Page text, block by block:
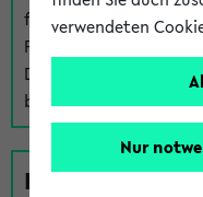
finden Sie eine
Platzzuteilung im
Detailseite zum
betreffenden
Fragen zu im
verwendeten
Nur